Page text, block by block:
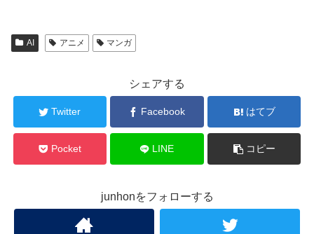
AI アニメ マンガ
シェアする
Twitter Facebook はてブ
Pocket LINE コピー
junhonをフォローする